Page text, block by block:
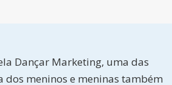
Dançar Marketing, uma das
meninos e meninas também